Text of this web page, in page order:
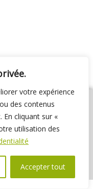
votre expérience
des contenus
cliquant sur «
utilisation des
Accepter tout
Nous contacter
Délibérations